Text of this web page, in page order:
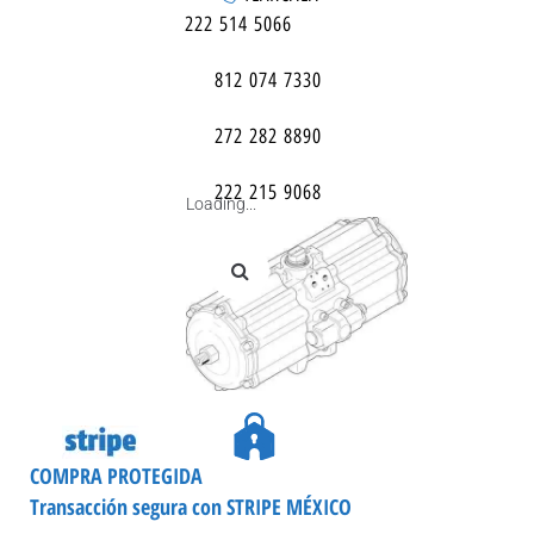
222 514 5066
812 074 7330
272 282 8890
222 215 9068
Loading...
Transacción segura con STRIPE MÉXICO
COMPRA PROTEGIDA